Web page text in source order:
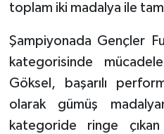
toplam iki madalya ile
Şampiyonada Gençler
kategorisinde
Göksel, başarılı
olarak gümüş
kategoride ringe